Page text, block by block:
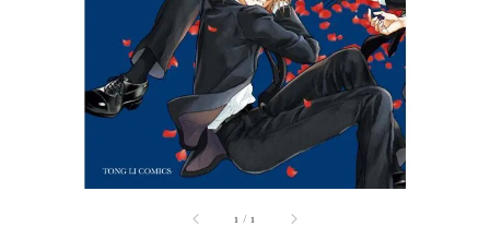
1 /1